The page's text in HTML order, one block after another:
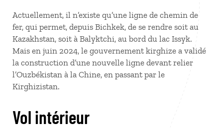
Actuellement, il n’existe qu’une ligne de chemin de
fer, qui permet, depuis Bichkek, de se rendre soit au
Kazakhstan, soit à Balyktchi, au bord du lac Issyk.
Mais en juin 2024, le gouvernement kirghize a validé
la construction d’une nouvelle ligne devant relier
l’Ouzbékistan à la Chine, en passant par le
Kirghizistan.
Vol intérieur